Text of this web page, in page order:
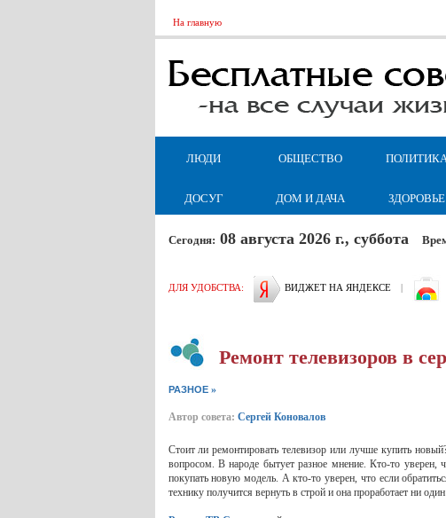
На главную
ЛЮДИ ОБЩЕСТВО
ДОСУГ
ДОМ И ДАЧА ЗДОРОВЬЕ
Сегодня: 08 августа 2026 г., суббота
ДЛЯ УДОБСТВА: ВИДЖЕТ НА ЯНДЕКСЕ |
Ремонт телевизоров в
РАЗНОЕ»
Автор совета: Сергей Коновалов
Стоит ли ремонтировать телевизор или лучше купить
вопросом. В народе бытует разное мнение. Кто-то уверен,
покупать новую модель. А кто-то уверен, что если
технику получится вернуть в строй и она проработает ни